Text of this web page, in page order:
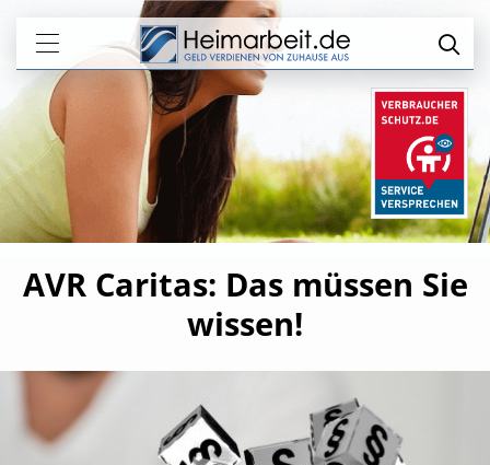
AVR Caritas: Das müssen Sie
wissen!